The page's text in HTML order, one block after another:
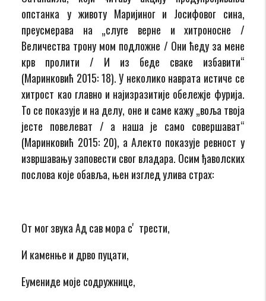
опстанка у животу Маријиног и Јосифовог сина,
преусмерава на „слуге верне и хитроносне /
Величества трону мом подложне / Они ћеду за мене
крв пролити / И из беде сваке избавити“
(Маринковић 2015: 18). У неколико наврата истиче се
хитрост као главно и најизразитије обележје фурија.
То се показује и на делу, оне и саме кажу „воља твоја
јесте повелеват / а наша је само совершават“
(Маринковић 2015: 20), а Алекто показује ревност у
извршавању заповести свог владара. Осим ђаволских
послова које обавља, њен изглед улива страх:
От мог звука Ад сав мора сʼ трести,
И каменње и дрво пуцати,
Еумениде моје содружнице,